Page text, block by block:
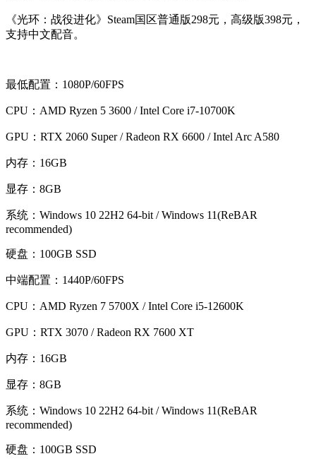
《光环：战役进化》Steam国区普通版298元，高级版398元，
支持中文配音。
最低配置：1080P/60FPS
CPU：AMD Ryzen 5 3600 / Intel Core i7-10700K
GPU：RTX 2060 Super / Radeon RX 6600 / Intel Arc A580
内存：16GB
显存：8GB
系统：Windows 10 22H2 64-bit / Windows 11(ReBAR
recommended)
硬盘：100GB SSD
中端配置：1440P/60FPS
CPU：AMD Ryzen 7 5700X / Intel Core i5-12600K
GPU：RTX 3070 / Radeon RX 7600 XT
内存：16GB
显存：8GB
系统：Windows 10 22H2 64-bit / Windows 11(ReBAR
recommended)
硬盘：100GB SSD